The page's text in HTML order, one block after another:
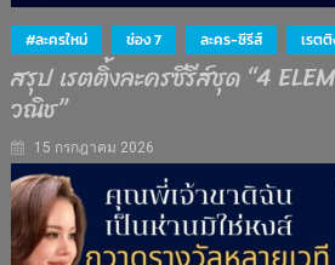
#ละครใหม่ ช่อง 7 ละคร-ซีรีส์ เรต
สรุป เรตติ้งละครซีรีส์ชุด “4
วณิช”
15 กรกฎาคม 2026